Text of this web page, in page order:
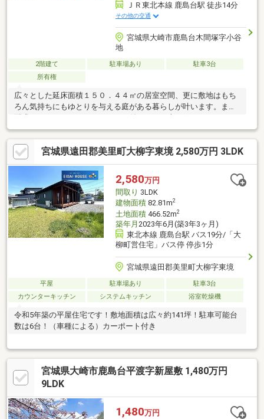
ＪＲ東北本線 鹿島台駅 徒歩14分
その他の交通
宮城県大崎市鹿島台木間塚字小谷
地
2階建て 駐車場あり
駐車3台
所有権
広々とした延床面積１５０．４４㎡の居室空間、更に敷地はもち
ろん気持ちにもゆとりを与える庭がある暮らしが叶います。また
を使いながらヤカンもおけるコンロ３口以上の仕様なので、晩ご
はんの支度と翌日の弁当準備ができます。ちなみに湯船にゆった
り浸かりながら疲れを癒やせる広さ１坪以上の浴室です。家族み
んなのワガママにも応える５ＳＬＤＫ。是非見学にお越しくださ
宮城県遠田郡美里町大柳字東境 2,580万円 3LDK
2,580万円
間取り 3LDK
建物面積82.81m2
土地面積466.52m2
築年月 2023年6月(築3年3ヶ月)
東北本線 鹿島台駅 バス19分/「大
柳町営住宅」バス停 停歩1分
宮城県遠田郡美里町大柳字東境
平屋 駐車場あり
駐車3台
カウンターキッチン
システムキッチン 浴室乾燥機
令和5年築の平屋住宅です！敷地面積は広々約141坪！駐車可能台
数は6台！（車種による）カーポート付き
宮城県大崎市鹿島台平渡字新屋敷 1,480万円
9LDK
1,480万円